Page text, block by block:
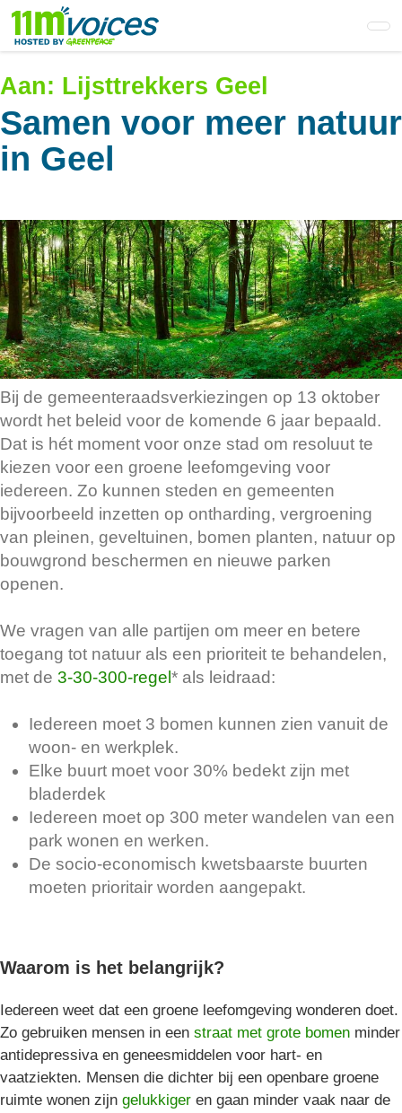
Skip
main
content
Aan: Lijsttrekkers Geel
Samen voor meer natuur
in Geel
Bij de gemeenteraadsverkiezingen op 13 oktober
wordt het beleid voor de komende 6 jaar bepaald.
Dat is hét moment voor onze stad om resoluut te
kiezen voor een groene leefomgeving voor
iedereen. Zo kunnen steden en gemeenten
bijvoorbeeld inzetten op ontharding, vergroening
van pleinen, geveltuinen, bomen planten, natuur op
bouwgrond beschermen en nieuwe parken
openen.
We vragen van alle partijen om meer en betere
toegang tot natuur als een prioriteit te behandelen,
met de 3-30-300-regel * als leidraad:
Iedereen moet 3 bomen kunnen zien vanuit de
woon- en werkplek.
Elke buurt moet voor 30% bedekt zijn met
bladerdek
Iedereen moet op 300 meter wandelen van een
park wonen en werken.
De socio-economisch kwetsbaarste buurten
moeten prioritair worden aangepakt.
Waarom is het belangrijk?
Iedereen weet dat een groene leefomgeving wonderen doet.
Zo gebruiken mensen in een straat met grote bomen minder
antidepressiva en geneesmiddelen voor hart- en
vaatziekten. Mensen die dichter bij een openbare groene
ruimte wonen zijn gelukkiger en gaan minder vaak naar de